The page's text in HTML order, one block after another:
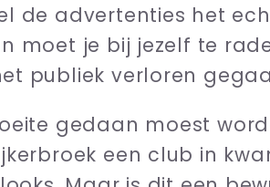
de advertenties het
moet je bij jezelf te
publiek verloren
gedaan moest
een club in